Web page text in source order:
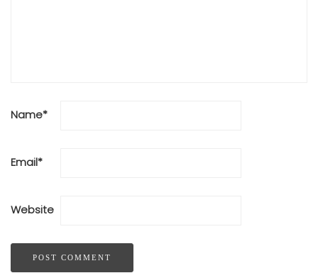
Name*
Email*
Website